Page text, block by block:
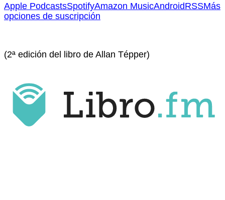
Apple PodcastsSpotifyAmazon MusicAndroidRSSMás
opciones de suscripción
(2ª edición del libro de Allan Tépper)